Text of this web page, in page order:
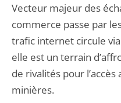
Vecteur majeur des
commerce passe par
trafic internet circule
elle est un terrain
de rivalités pour
minières.